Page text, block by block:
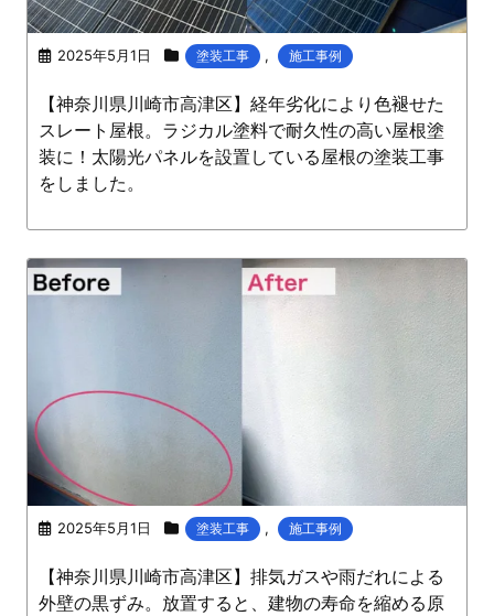
2025年5月1日 塗装工事 , 施工事例
【神奈川県川崎市高津区】経年劣化により色褪せた
スレート屋根。ラジカル塗料で耐久性の高い屋根塗
装に！太陽光パネルを設置している屋根の塗装工事
をしました。
2025年5月1日 塗装工事 , 施工事例
【神奈川県川崎市高津区】排気ガスや雨だれによる
外壁の黒ずみ。放置すると、建物の寿命を縮める原